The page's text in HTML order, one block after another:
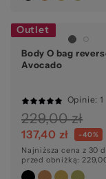
Outlet
Body O bag
Avocado
Ocena:
100%
Opinie: 1
229,00 zł
137,40 zł -40%
Najniższa cena z 30
przed obniżką: